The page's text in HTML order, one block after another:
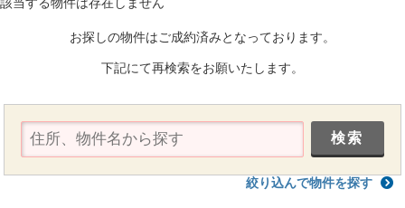
お探しの物件はご成約済みとなっております。
下記にて再検索をお願いたします。
絞り込んで物件を探す